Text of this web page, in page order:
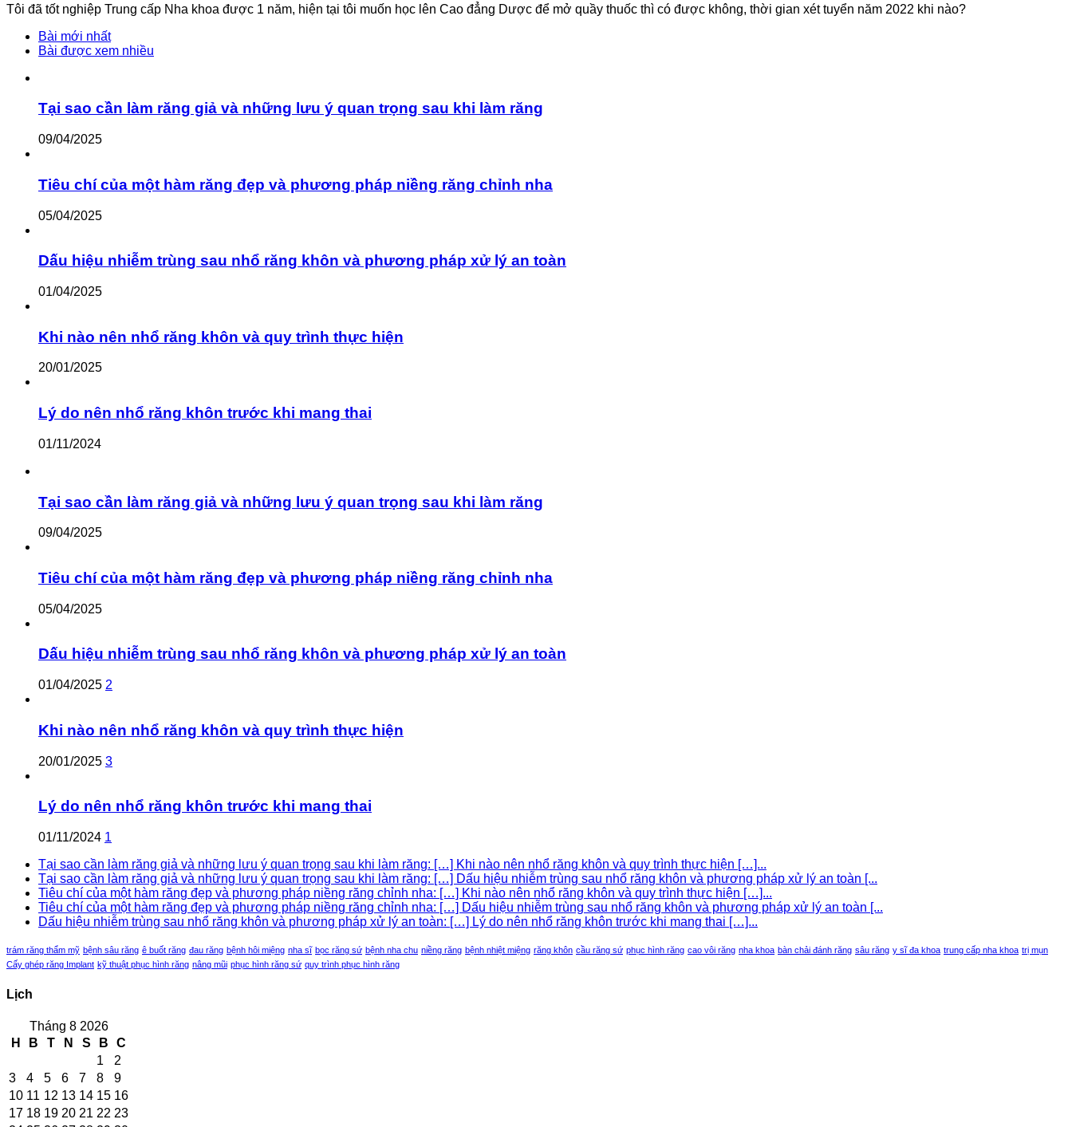
Tôi đã tốt nghiệp Trung cấp Nha khoa được 1 năm, hiện tại tôi muốn học lên Cao đẳng Dược để mở quầy thuốc thì có được không, thời gian xét tuyển năm 2022 khi nào?
Bài mới nhất
Bài được xem nhiều
Tại sao cần làm răng giả và những lưu ý quan trọng sau khi làm răng
09/04/2025
Tiêu chí của một hàm răng đẹp và phương pháp niềng răng chỉnh nha
05/04/2025
Dấu hiệu nhiễm trùng sau nhổ răng khôn và phương pháp xử lý an toàn
01/04/2025
Khi nào nên nhổ răng khôn và quy trình thực hiện
20/01/2025
Lý do nên nhổ răng khôn trước khi mang thai
01/11/2024
Tại sao cần làm răng giả và những lưu ý quan trọng sau khi làm răng
09/04/2025
Tiêu chí của một hàm răng đẹp và phương pháp niềng răng chỉnh nha
05/04/2025
Dấu hiệu nhiễm trùng sau nhổ răng khôn và phương pháp xử lý an toàn
01/04/2025 2
Khi nào nên nhổ răng khôn và quy trình thực hiện
20/01/2025 3
Lý do nên nhổ răng khôn trước khi mang thai
01/11/2024 1
Tại sao cần làm răng giả và những lưu ý quan trọng sau khi làm răng: […] Khi nào nên nhổ răng khôn và quy trình thực hiện […]...
Tại sao cần làm răng giả và những lưu ý quan trọng sau khi làm răng: […] Dấu hiệu nhiễm trùng sau nhổ răng khôn và phương pháp xử lý an toàn [...
Tiêu chí của một hàm răng đẹp và phương pháp niềng răng chỉnh nha: […] Khi nào nên nhổ răng khôn và quy trình thực hiện […]...
Tiêu chí của một hàm răng đẹp và phương pháp niềng răng chỉnh nha: […] Dấu hiệu nhiễm trùng sau nhổ răng khôn và phương pháp xử lý an toàn [...
Dấu hiệu nhiễm trùng sau nhổ răng khôn và phương pháp xử lý an toàn: […] Lý do nên nhổ răng khôn trước khi mang thai […]...
trám răng thẩm mỹ bệnh sâu răng ê buốt răng đau răng bệnh hôi miệng nha sĩ bọc răng sứ bệnh nha chu niềng răng bệnh nhiệt miệng răng khôn cầu răng sứ phục hình răng cao vôi răng nha khoa bàn chải đánh răng sâu răng y sĩ đa khoa trung cấp nha khoa trị mụn
Cấy ghép răng Implant kỹ thuật phục hình răng nâng mũi phục hình răng sứ quy trình phục hình răng
Lịch
Tháng 8 2026
H
B T N S B
C
1
2
3
4 5 6 7 8
9
10 11 12 13 14 15 16
17 18 19 20 21 22 23